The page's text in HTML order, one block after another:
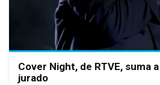
Cover Night, de RTVE, suma
jurado